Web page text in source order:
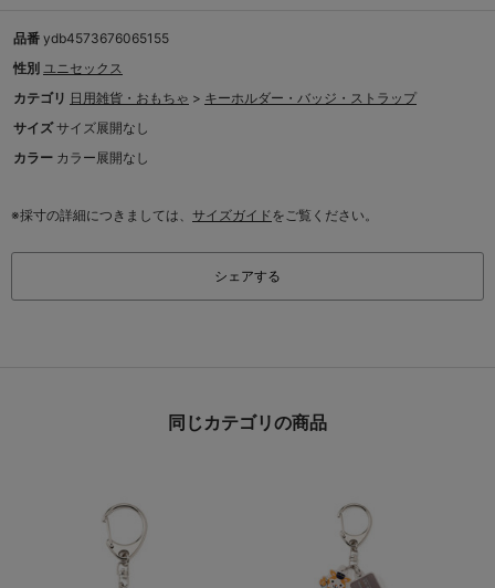
品番 ydb4573676065155
性別 ユニセックス
カテゴリ 日用雑貨・おもちゃ > キーホルダー・バッジ・ストラップ
サイズ サイズ展開なし
カラー カラー展開なし
※採寸の詳細につきましては、 サイズガイドをご覧ください。
シェアする
同じカテゴリの商品